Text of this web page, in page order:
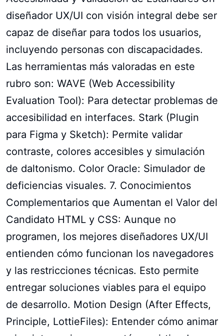
diseñador UX/UI con visión integral debe ser
capaz de diseñar para todos los usuarios,
incluyendo personas con discapacidades.
Las herramientas más valoradas en este
rubro son: WAVE (Web Accessibility
Evaluation Tool): Para detectar problemas de
accesibilidad en interfaces. Stark (Plugin
para Figma y Sketch): Permite validar
contraste, colores accesibles y simulación
de daltonismo. Color Oracle: Simulador de
deficiencias visuales. 7. Conocimientos
Complementarios que Aumentan el Valor del
Candidato HTML y CSS: Aunque no
programen, los mejores diseñadores UX/UI
entienden cómo funcionan los navegadores
y las restricciones técnicas. Esto permite
entregar soluciones viables para el equipo
de desarrollo. Motion Design (After Effects,
Principle, LottieFiles): Entender cómo animar